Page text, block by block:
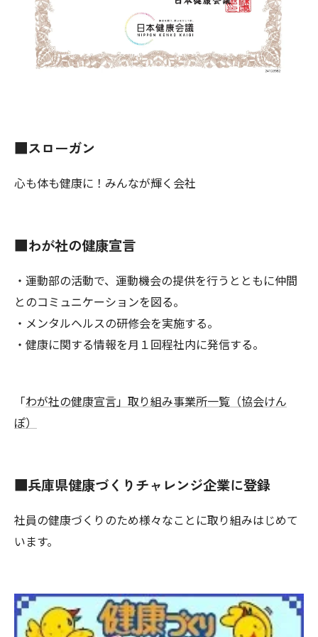
■スローガン
心も体も健康に！みんなが輝く会社
■わが社の健康宣言
・運動部の活動で、運動機会の提供を行うとともに仲間
とのコミュニケーションを図る。
・メンタルヘルスの研修会を実施する。
・健康に関する情報を月１回程社内に発信する。
「わが社の健康宣言」取り組み事業所一覧（協会けん
ぽ）
■兵庫県健康づくりチャレンジ企業に登録
社員の健康づくりのため様々なことに取り組みはじめて
います。